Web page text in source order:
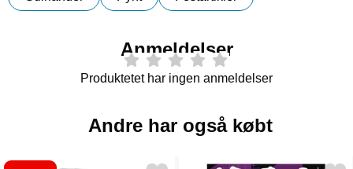
Anmeldelser
Produktetet har ingen anmeldelser
Andre har også købt